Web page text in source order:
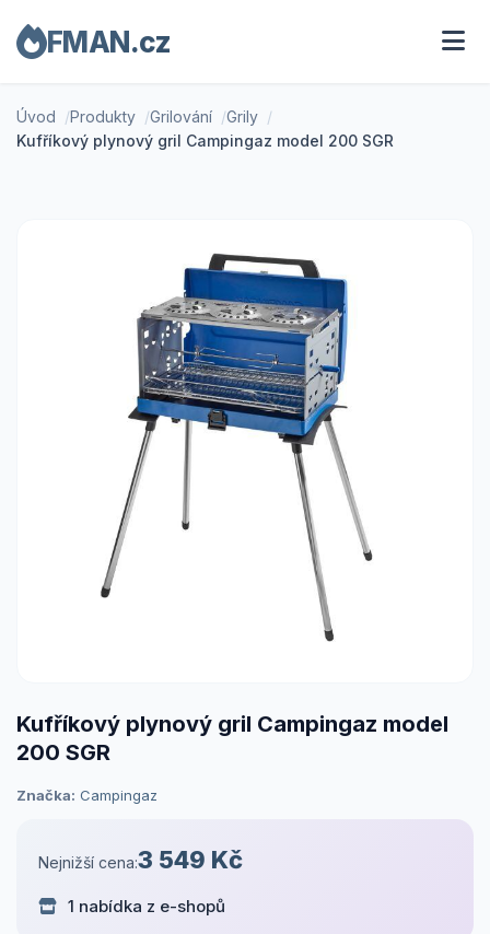
FMAN.cz
Úvod Produkty Grilování
Grily
Kufříkový plynový gril Campingaz model 200 SGR
Kufříkový plynový gril Campingaz model
200 SGR
Značka: Campingaz
Nejnižší cena:3 549 Kč
1 nabídka z e-shopů